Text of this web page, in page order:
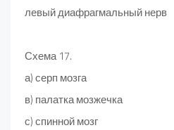
левый диафрагмальный нерв
Схема 17.
а) серп мозга
в) палатка мозжечка
с) спинной мозг